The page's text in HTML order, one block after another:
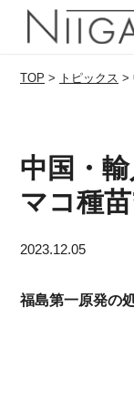
TOP > トピックス >
中国・
マコ種
2023.12.05
福島第一原発の